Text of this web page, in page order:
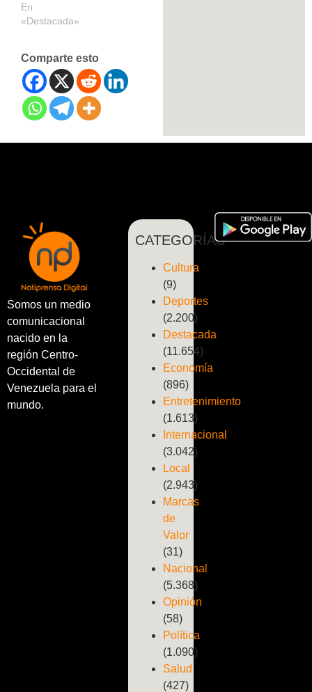
En
«Destacada»
Comparte esto
Somos un medio
comunicacional
nacido en la
región Centro-
Occidental de
Venezuela para el
mundo.
CATEGORÍAS
Cultura
(9)
Deportes
(2.200)
Destacada
(11.654)
Economía
(896)
Entretenimiento
(1.613)
Internacional
(3.042)
Local
(2.943)
Marcas
de
Valor
(31)
Nacional
(5.368)
Opinión
(58)
Política
(1.090)
Salud
(427)